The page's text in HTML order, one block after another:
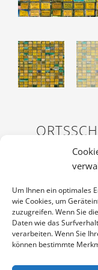
Um Ihnen ein optimales
wie Cookies, um
zuzugreifen. Wenn Sie
Daten wie das
verarbeiten. Wenn Sie
können bestimmte
Enthält 19% Mwst.
Postkarte Maxi
normalen
Landkreises Lüchow-
ORTSSCHILDER